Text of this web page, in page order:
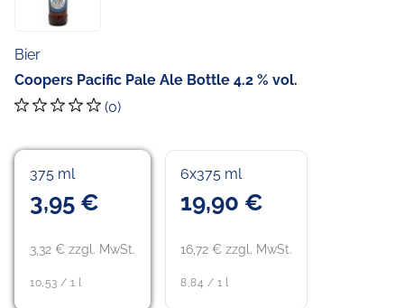
Bier
Coopers Pacific Pale Ale Bottle 4.2 % vol.
(0)
375 ml
3,95 €
3,32 € zzgl. MwSt.
10,53 / 1 l
6x375 ml
19,90 €
16,72 € zzgl. MwSt.
8,84 / 1 l